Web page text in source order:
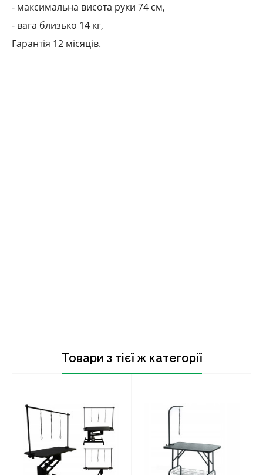
- максимальна висота руки 74 см,
- вага близько 14 кг,
Гарантія 12 місяців.
Товари з тієї ж категорії